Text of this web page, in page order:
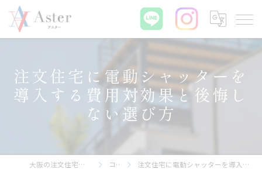
注文住宅に電動シャッターを
導入する費用対効果と後悔し
ない選び方
大阪の注文住宅なら株式会社アスター コラム 注文住宅に電動シャッターを導入する費用対効果と後悔しない選び方